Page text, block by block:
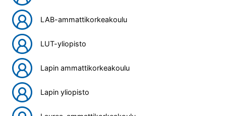
LAB-ammattikorkeakoulu
LUT-yliopisto
Lapin ammattikorkeakoulu
Lapin yliopisto